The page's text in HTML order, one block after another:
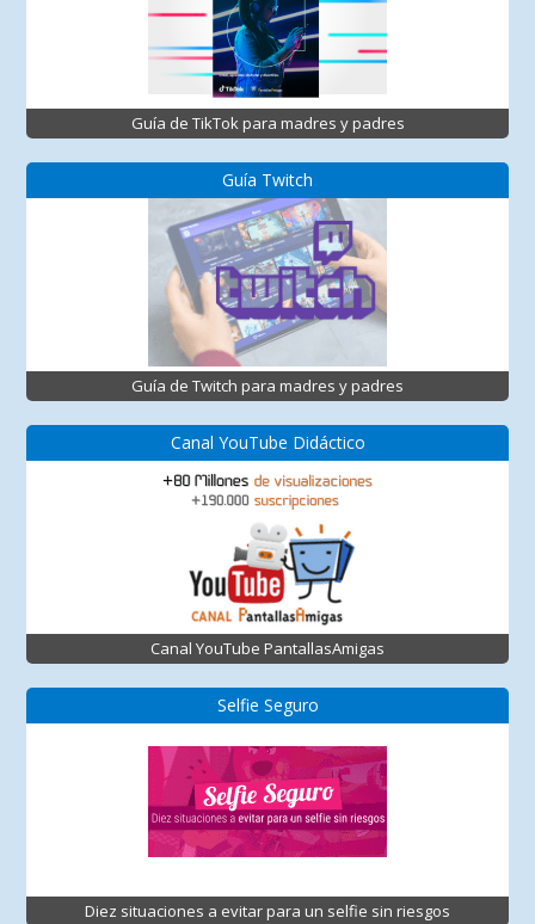
Guía de TikTok para madres y padres
Guía Twitch
Guía de Twitch para madres y padres
Canal YouTube Didáctico
Canal YouTube PantallasAmigas
Selfie Seguro
Diez situaciones a evitar para un selfie sin riesgos